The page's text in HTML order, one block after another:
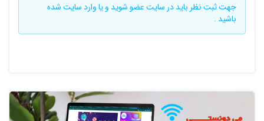
جهت ثبت نظر باید در سایتعضو شوید و یاوارد سایتشده
باشید .